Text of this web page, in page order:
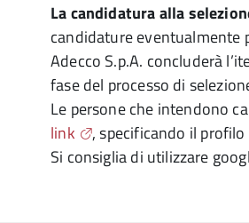
La candidatura alla
candidature eventualmente
Adecco S.p.A. concluderà
fase del processo di
Le persone che intendono
link
, specificando il profilo
Si consiglia di utilizzare